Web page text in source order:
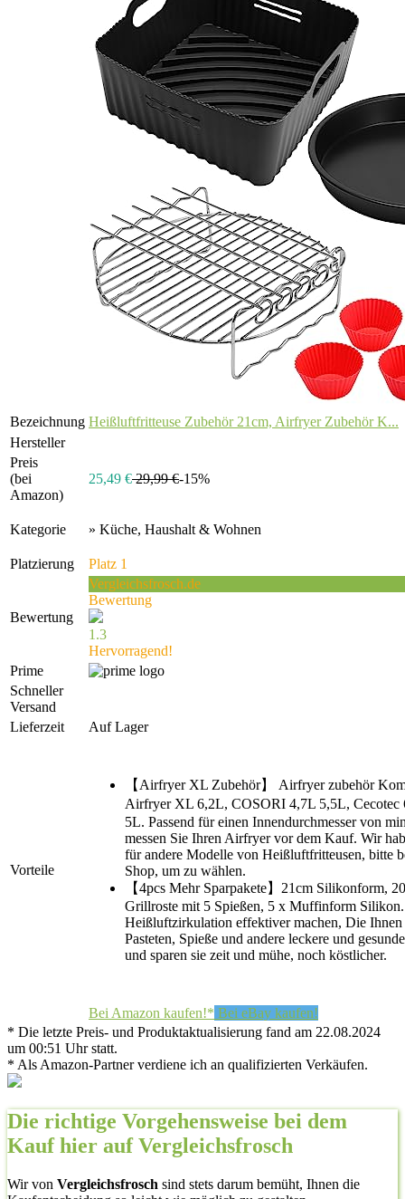
Bezeichnung Heißluftfritteuse Zubehör 21cm, Airfryer Zubehör K...
Hersteller
Preis
(bei
Amazon)
25,49 €29,99 €-15%
Kategorie » Küche, Haushalt & Wohnen
Platzierung Platz 1
Bewertung
Vergleichsfrosch.de
Bewertung
1.3
Hervorragend!
Prime
Schneller
Versand
Lieferzeit
Auf Lager
Vorteile
【Airfryer XL Zubehör】 Airfryer zubehör
Airfryer XL 6,2L, COSORI 4,7L 5,5L,
5L. Passend für einen Innendurchmesser von
messen Sie Ihren Airfryer vor dem Kauf. Wir
für andere Modelle von Heißluftfritteusen, bitte
Shop, um zu wählen.
【4pcs Mehr Sparpakete】21cm Silikonform,
Grillroste mit 5 Spießen, 5 x Muffinform
Heißluftzirkulation effektiver machen, Die
Pasteten, Spieße und andere leckere und
und sparen sie zeit und mühe, noch köstlicher.
Bei Amazon kaufen!* Bei eBay kaufen!
* Die letzte Preis- und Produktaktualisierung fand am 22.08.2024
um 00:51 Uhr statt.
* Als Amazon-Partner verdiene ich an qualifizierten Verkäufen.
Die richtige Vorgehensweise bei dem
Kauf hier auf Vergleichsfrosch
Wir von Vergleichsfrosch sind stets darum bemüht, Ihnen die